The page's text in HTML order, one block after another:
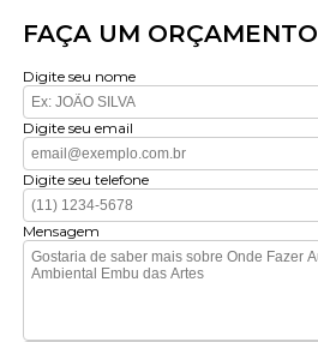
FAÇA UM ORÇAMENTO
Digite seu nome
Digite seu email
Digite seu telefone
Mensagem